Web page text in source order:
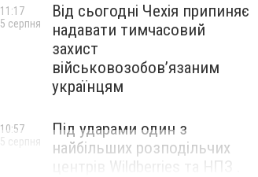
Від сьогодні Чехія припиняє
надавати тимчасовий
захист
військовозобов’язаним
українцям
11:17
5 серпня
Під ударами один з
найбільших розподільчих
центрів Wildberries та НПЗ .
10:57
5 серпня